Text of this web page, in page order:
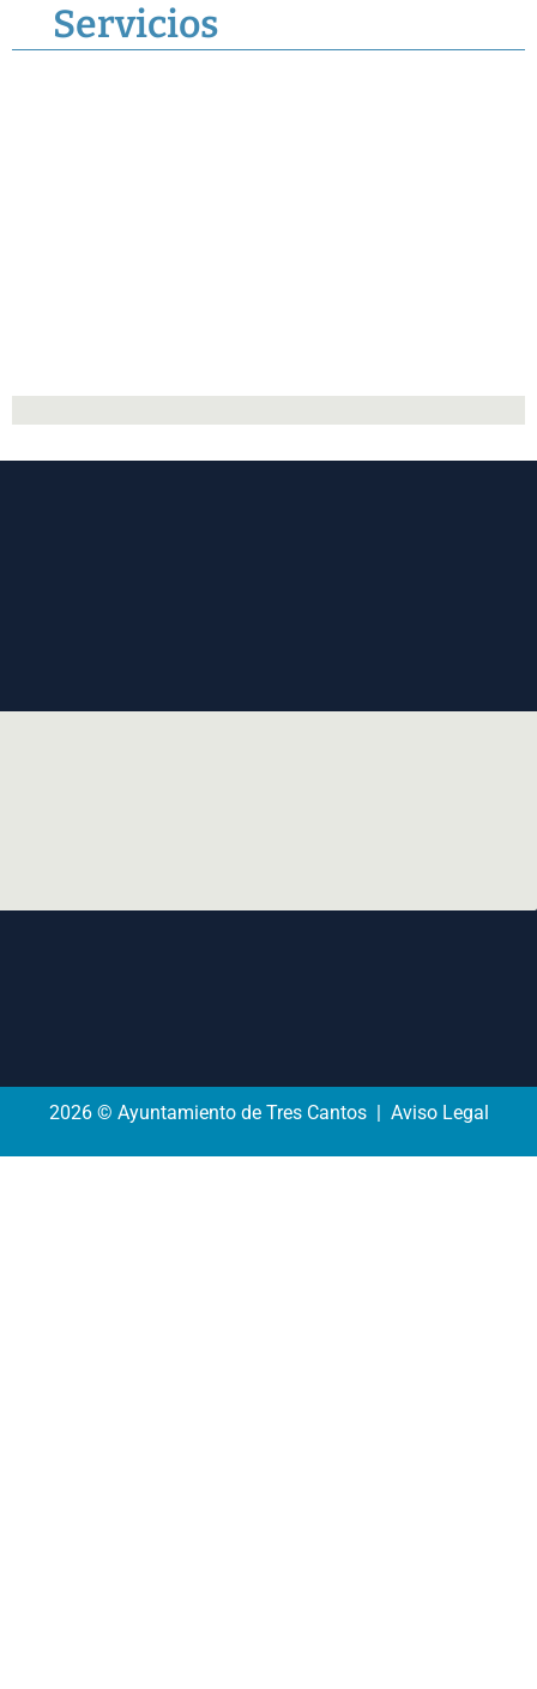
Servicios
2026 © Ayuntamiento de Tres Cantos | Aviso Legal